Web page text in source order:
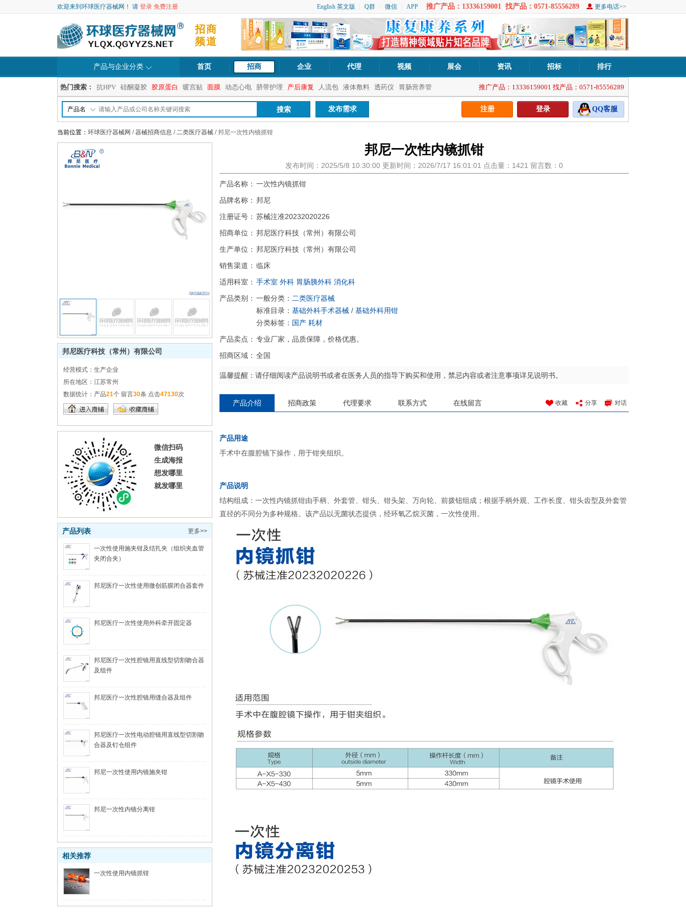
English 英文版 Q群 微信 APP 推广产品：13336159001 找产品：0571-85556289 更多电话>>
欢迎来到环球医疗器械网！ 请 登录 免费注册
招商
频道
产品与企业分类 首页 招商 企业 代理 视频 展会 资讯 招标 排行
推广产品：13336159001 找产品：0571-85556289
热门搜索： 抗HPV 硅酮凝胶 胶原蛋白 暖宫贴 面膜 动态心电 脐带护理 产后康复 人流包 液体敷料 透药仪 胃肠营养管
产品名 发布需求 注册 登录 QQ客服
当前位置： 环球医疗器械网 /器械招商信息 /二类医疗器械 /邦尼一次性内镜抓钳
邦尼一次性内镜抓钳
发布时间：2025/5/8 10:30:00 更新时间：2026/7/17 16:01:01 点击量：1421 留言数：0
产品名称： 一次性内镜抓钳
品牌名称： 邦尼
注册证号： 苏械注准20232020226
招商单位： 邦尼医疗科技（常州）有限公司
生产单位： 邦尼医疗科技（常州）有限公司
销售渠道： 临床
适用科室： 手术室 外科 胃肠胰外科 消化科
产品类别： 一般分类： 二类医疗器械
标准目录： 基础外科手术器械 / 基础外科用钳
分类标签： 国产 耗材
产品卖点： 专业厂家，品质保障，价格优惠。
招商区域： 全国
温馨提醒：请仔细阅读产品说明书或者在医务人员的指导下购买和使用，禁忌内容或者注意事项详见说明书。
收藏 分享 对话
产品介绍 招商政策 代理要求 联系方式 在线留言
产品用途
手术中在腹腔镜下操作，用于钳夹组织。
产品说明
结构组成：一次性内镜抓钳由手柄、外套管、钳头、钳头架、万向轮、前拨钮组成；根据手柄外观、工作长度、钳头齿型及外套管
直径的不同分为多种规格。该产品以无菌状态提供，经环氧乙烷灭菌，一次性使用。
邦尼医疗科技（常州）有限公司
经营模式： 生产企业
所在地区： 江苏常州
数据统计： 产品21个 留言30条 点击47130次
微信扫码
生成海报
想发哪里
就发哪里
更多>>
产品列表
一次性使用施夹钳及结扎夹（组织夹血管
夹闭合夹）
邦尼医疗一次性使用微创筋膜闭合器套件
邦尼医疗一次性使用外科牵开固定器
邦尼医疗一次性腔镜用直线型切割吻合器
及组件
邦尼医疗一次性腔镜用缝合器及组件
邦尼医疗一次性电动腔镜用直线型切割吻
合器及钉仓组件
邦尼一次性使用内镜施夹钳
邦尼一次性内镜分离钳
相关推荐
一次性使用内镜抓钳